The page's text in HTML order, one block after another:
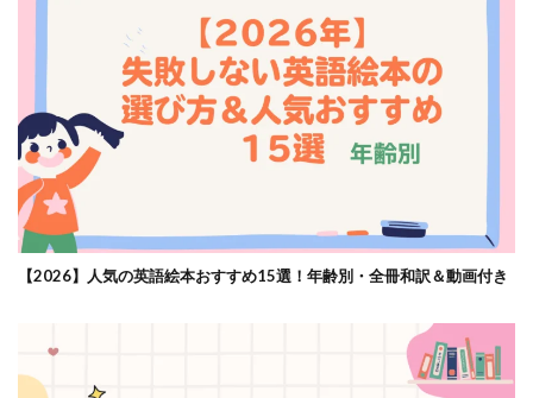
【2026】人気の英語絵本おすすめ15選！年齢別・全冊和訳＆動画付き